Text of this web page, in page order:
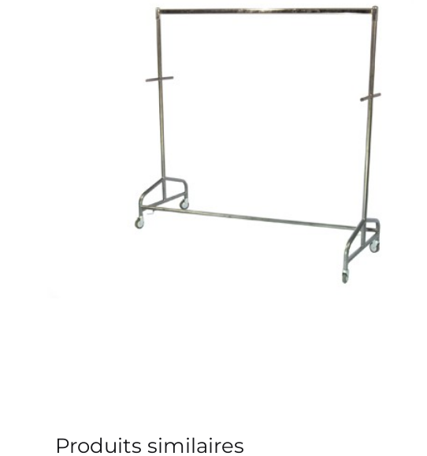
Produits similaires